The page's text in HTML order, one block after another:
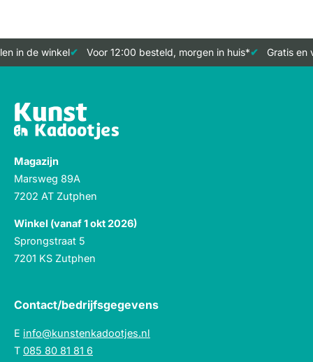
in de winkel Voor 12:00 besteld, morgen in huis* Gratis en
Magazijn
Marsweg 89A
7202 AT Zutphen
Winkel (vanaf 1 okt 2026)
Sprongstraat 5
7201 KS Zutphen
Contact/bedrijfsgegevens
E info@kunstenkadootjes.nl
T 085 80 81 81 6